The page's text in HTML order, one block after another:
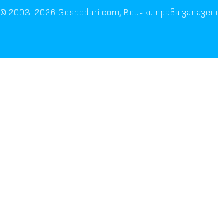
© 2003-2026 Gospodari.com, Всички права